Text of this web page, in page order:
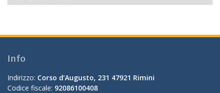
mensile
Info
Indirizzo: Corso d’Augusto, 231 47921 Rimini
Codice fiscale: 92086100408